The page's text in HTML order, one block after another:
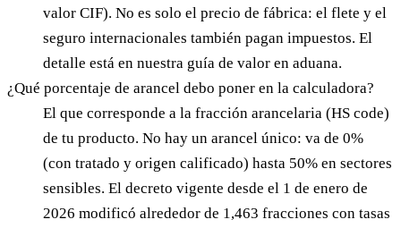
valor CIF). No es solo el precio de fábrica: el flete y el
seguro internacionales también pagan impuestos. El
detalle está en nuestra guía de valor en aduana.
¿Qué porcentaje de arancel debo poner en la calculadora?
El que corresponde a la fracción arancelaria (HS code)
de tu producto. No hay un arancel único: va de 0%
(con tratado y origen calificado) hasta 50% en sectores
sensibles. El decreto vigente desde el 1 de enero de
2026 modificó alrededor de 1,463 fracciones con tasas